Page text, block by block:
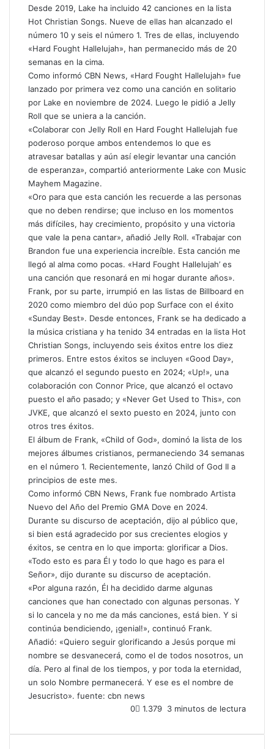
Desde 2019, Lake ha incluido 42 canciones en la lista
Hot Christian Songs. Nueve de ellas han alcanzado el
número 10 y seis el número 1. Tres de ellas, incluyendo
«Hard Fought Hallelujah», han permanecido más de 20
semanas en la cima.
Como informó CBN News, «Hard Fought Hallelujah» fue
lanzado por primera vez como una canción en solitario
por Lake en noviembre de 2024. Luego le pidió a Jelly
Roll que se uniera a la canción.
«Colaborar con Jelly Roll en Hard Fought Hallelujah fue
poderoso porque ambos entendemos lo que es
atravesar batallas y aún así elegir levantar una canción
de esperanza», compartió anteriormente Lake con Music
Mayhem Magazine.
«Oro para que esta canción les recuerde a las personas
que no deben rendirse; que incluso en los momentos
más difíciles, hay crecimiento, propósito y una victoria
que vale la pena cantar», añadió Jelly Roll. «Trabajar con
Brandon fue una experiencia increíble. Esta canción me
llegó al alma como pocas. «Hard Fought Hallelujah’ es
una canción que resonará en mi hogar durante años».
Frank, por su parte, irrumpió en las listas de Billboard en
2020 como miembro del dúo pop Surface con el éxito
«Sunday Best». Desde entonces, Frank se ha dedicado a
la música cristiana y ha tenido 34 entradas en la lista Hot
Christian Songs, incluyendo seis éxitos entre los diez
primeros. Entre estos éxitos se incluyen «Good Day»,
que alcanzó el segundo puesto en 2024; «Up!», una
colaboración con Connor Price, que alcanzó el octavo
puesto el año pasado; y «Never Get Used to This», con
JVKE, que alcanzó el sexto puesto en 2024, junto con
otros tres éxitos.
El álbum de Frank, «Child of God», dominó la lista de los
mejores álbumes cristianos, permaneciendo 34 semanas
en el número 1. Recientemente, lanzó Child of God II a
principios de este mes.
Como informó CBN News, Frank fue nombrado Artista
Nuevo del Año del Premio GMA Dove en 2024.
Durante su discurso de aceptación, dijo al público que,
si bien está agradecido por sus crecientes elogios y
éxitos, se centra en lo que importa: glorificar a Dios.
«Todo esto es para Él y todo lo que hago es para el
Señor», dijo durante su discurso de aceptación.
«Por alguna razón, Él ha decidido darme algunas
canciones que han conectado con algunas personas. Y
si lo cancela y no me da más canciones, está bien. Y si
continúa bendiciendo, ¡genial!», continuó Frank.
Añadió: «Quiero seguir glorificando a Jesús porque mi
nombre se desvanecerá, como el de todos nosotros, un
día. Pero al final de los tiempos, y por toda la eternidad,
un solo Nombre permanecerá. Y ese es el nombre de
Jesucristo». fuente: cbn news
0
1.379 3 minutos de lectura